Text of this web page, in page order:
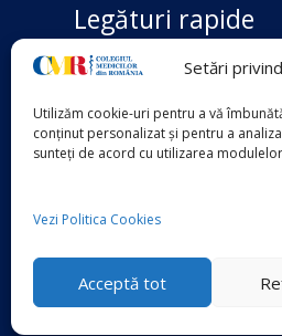
Setări
Utilizăm cookie-uri pentru a vă
conținut personalizat și pentru a
sunteți de acord cu utilizarea
Vezi Politica Cookies
Acceptă tot
Legături rapide
Ministerul Sănătății
Casa Națională de Asigurări
ANMCS
ANMDMR